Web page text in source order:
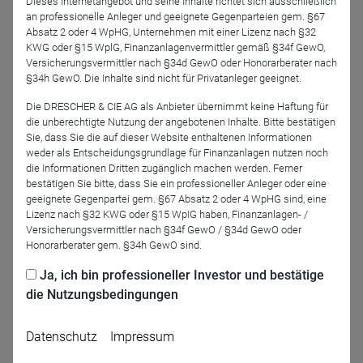
Fonds wurde 2014 nach der globalen Finanzkrise
aufgelegt, als viele Anleger Risiko umgehen wollten. Der
Wunsch nach Wachstum bei geringer Volatilität war groß
und hält bis heute an. Die Zinsen sind zurück – wie wirkt
sich das auf unsere Multi Asset Strategien aus und welche
Perspektive bietet das unseren Investoren. Erfahren Sie
mehr dazu, in unserem März Webinar.
Jetzt für das Partner-Webinar anmelden
an professionelle Anleger und geeignete Gegenparteien gem. §67
Absatz 2 oder 4 WpHG, Unternehmen mit einer Lizenz nach §32
KWG oder §15 WplG, Finanzanlagenvermittler gemäß §34f GewO,
Versicherungsvermittler nach §34d GewO oder Honorarberater nach
§34h GewO. Die Inhalte sind nicht für Privatanleger geeignet.
Die DRESCHER & CIE AG als Anbieter übernimmt keine Haftung für
die unberechtigte Nutzung der angebotenen Inhalte. Bitte bestätigen
Sie, dass Sie die auf dieser Website enthaltenen Informationen
weder als Entscheidungsgrundlage für Finanzanlagen nutzen noch
die Informationen Dritten zugänglich machen werden. Ferner
bestätigen Sie bitte, dass Sie ein professioneller Anleger oder eine
geeignete Gegenpartei gem. §67 Absatz 2 oder 4 WpHG sind, eine
Lizenz nach §32 KWG oder §15 WpIG haben, Finanzanlagen- /
Versicherungsvermittler nach §34f GewO / §34d GewO oder
Honorarberater gem. §34h GewO sind.
Ja, ich bin professioneller Investor und bestätige
die Nutzungsbedingungen
Datenschutz Impressum